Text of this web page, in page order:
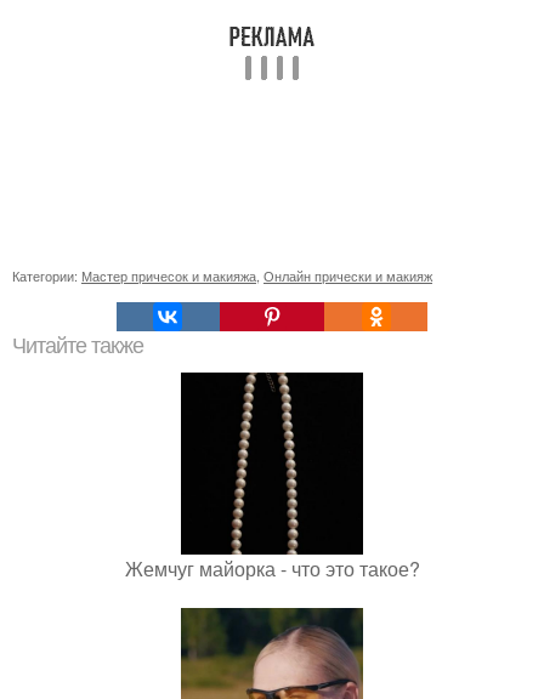
Категории: Мастер причесок и макияжа, Онлайн прически и макияж
Читайте также
Жемчуг майорка - что это такое?